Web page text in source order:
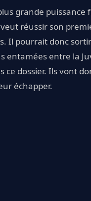
grande
réussir son
Il pourrait donc
entamées entre la
dossier. Ils vont
échapper.